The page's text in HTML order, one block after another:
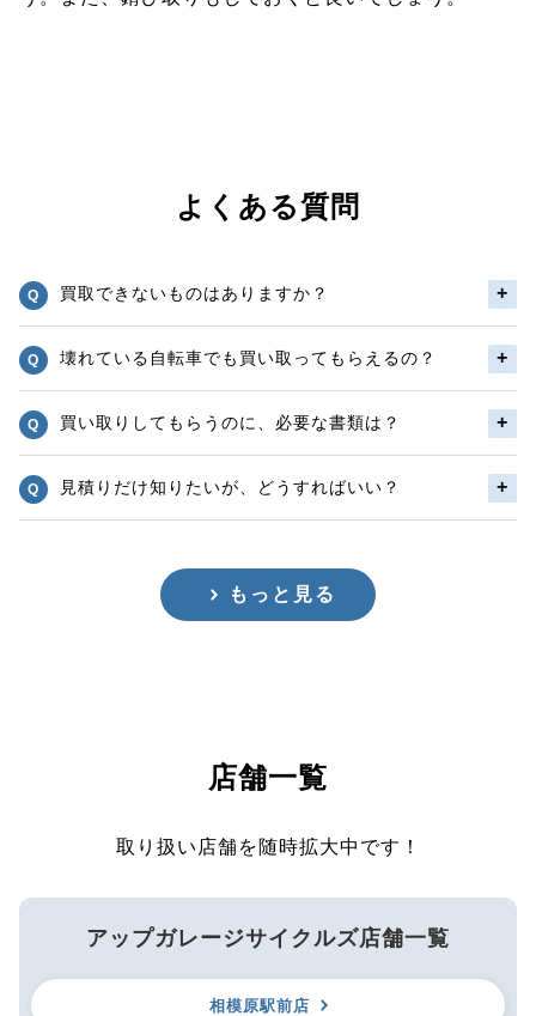
よくある質問
買取できないものはありますか？
壊れている自転車でも買い取ってもらえるの？
買い取りしてもらうのに、必要な書類は？
見積りだけ知りたいが、どうすればいい？
もっと見る
店舗一覧
取り扱い店舗を随時拡大中です！
アップガレージサイクルズ店舗一覧
相模原駅前店